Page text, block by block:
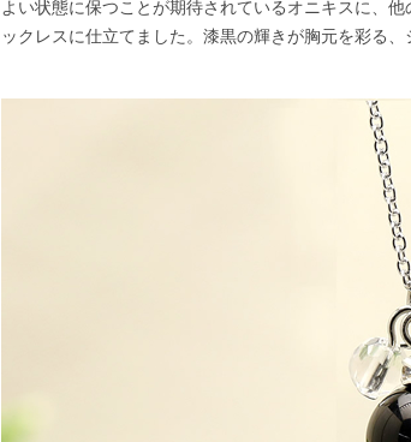
よい状態に保つことが期待されているオニキスに、
ックレスに仕立てました。漆黒の輝きが胸元を彩る、